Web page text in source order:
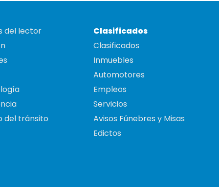
del lector
del tránsito
Clasificados
Clasificados
Inmuebles
Automotores
Empleos
Servicios
Avisos Fúnebres y Misas
Edictos